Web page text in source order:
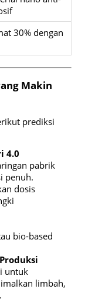
30% dengan
Makin
prediksi
4.0
pabrik
penuh.
dosis
bio-based
untuk
limbah,